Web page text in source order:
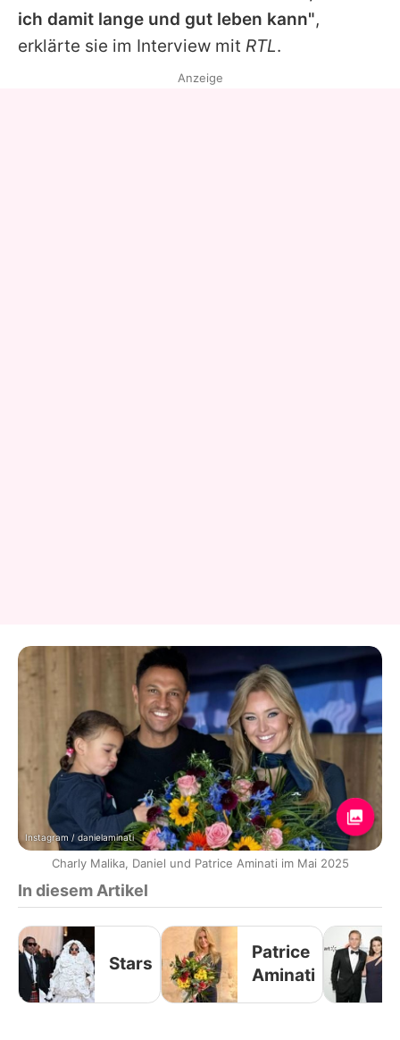
ich damit lange und gut leben kann",
erklärte sie im Interview mit RTL.
Anzeige
Instagram / danielaminati
Charly Malika, Daniel und Patrice Aminati im Mai 2025
In diesem Artikel
Stars
Patrice
Aminati